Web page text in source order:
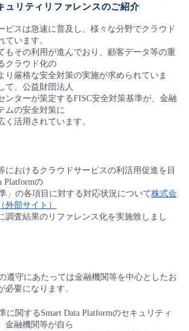
ス
ド
Access
ク
ラクチャー
ュリティリファレンスのご紹介
ビスは急速に普及し、様々な分野でクラウド
ています。
もその利用が進んでおり、顧客データ等の重
クラウド化の
り厳格な安全対策の実施が求められていま
て、公益財団法人
ンターが策定するFISC安全対策基準が、金融
ムの安全対策に
く活用されています。
におけるクラウドサービスの利活用促進を目
Platformの
」の各項目に対する対応状況について株式会
外部サイト）
調査結果のリファレンス化を実施致しまし
遵守にあたっては金融機関等を中心としたお
必要になります。
に関するSmart Data Platformのセキュリティ
金融機関等が自ら